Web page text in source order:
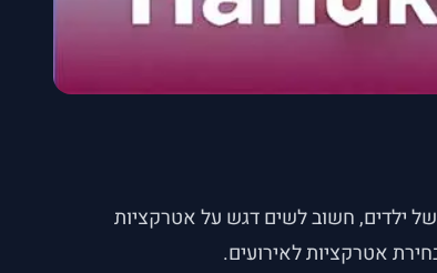
ילדים, חשוב לשים דגש על אטרקציות
אטרקציות לאירועים.